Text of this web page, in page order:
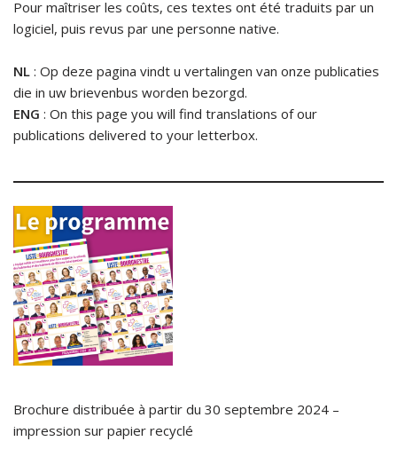
Pour maîtriser les coûts, ces textes ont été traduits par un
logiciel, puis revus par une personne native.
NL : Op deze pagina vindt u vertalingen van onze publicaties
die in uw brievenbus worden bezorgd.
ENG : On this page you will find translations of our
publications delivered to your letterbox.
Brochure distribuée à partir du 30 septembre 2024 –
impression sur papier recyclé